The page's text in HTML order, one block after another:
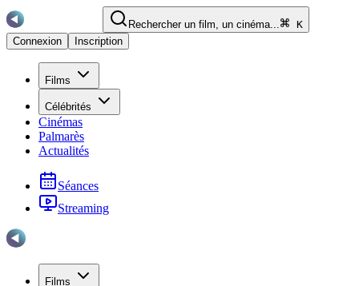
Rechercher un film, un cinéma...
K
Connexion
Inscription
Films
Célébrités
Cinémas
Palmarès
Actualités
Séances
Streaming
Films